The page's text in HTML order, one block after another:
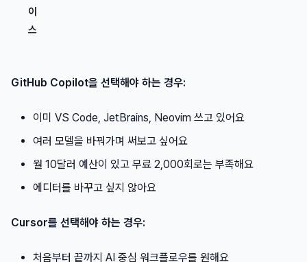
이
스
GitHub Copilot을 선택해야 하는 경우:
이미 VS Code, JetBrains, Neovim 쓰고 있어요
여러 모델을 바꿔가며 써보고 싶어요
월 10달러 예산이 있고 무료 2,000회로는 부족해요
에디터를 바꾸고 싶지 않아요
Cursor를 선택해야 하는 경우:
처음부터 끝까지 AI 중심 워크플로우를 원해요